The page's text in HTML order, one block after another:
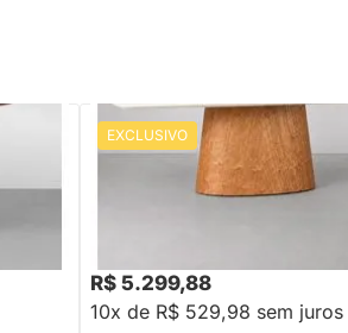
EXCLUSIVO PRONTA ENTREGA
Mesa de Jantar Tarsila
R$ 5.299,88
10x de R$ 529,98 sem juros